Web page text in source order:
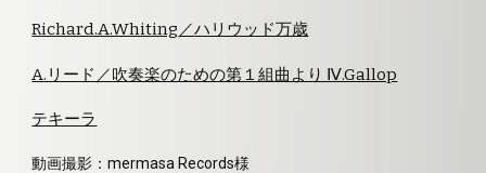
Richard.A.Whiting／ハリウッド万歳
A.リード／吹奏楽のための第１組曲より Ⅳ.Gallop
テキーラ
動画撮影：mermasa Records様